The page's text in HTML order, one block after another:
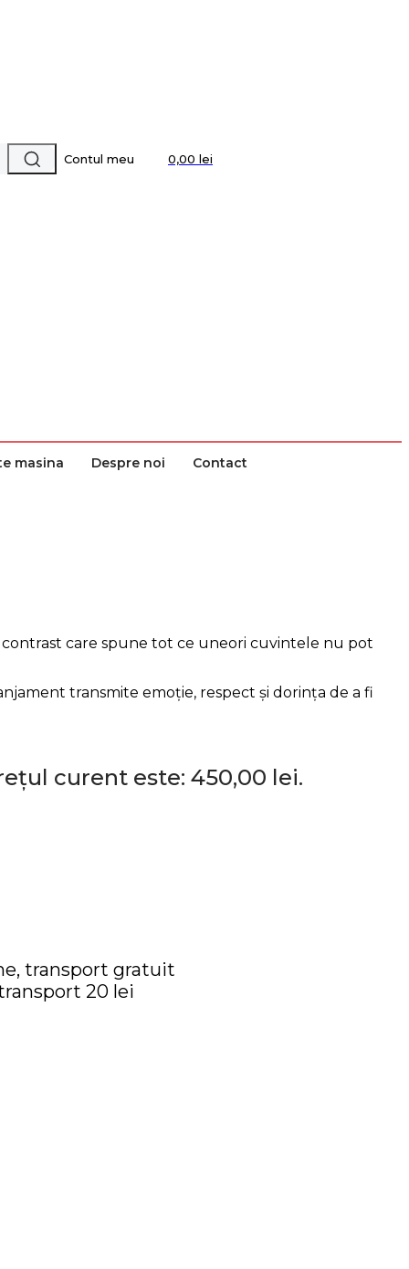
Contul meu 0,00 lei
masina Despre noi Contact
care spune tot ce uneori cuvintele nu pot
transmite emoție, respect și dorința de a fi
curent este: 450,00 lei.
transport gratuit
20 lei